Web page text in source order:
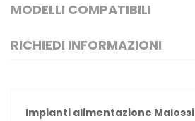
MODELLI COMPATIBILI
RICHIEDI INFORMAZIONI
Impianti alimentazione Malossi